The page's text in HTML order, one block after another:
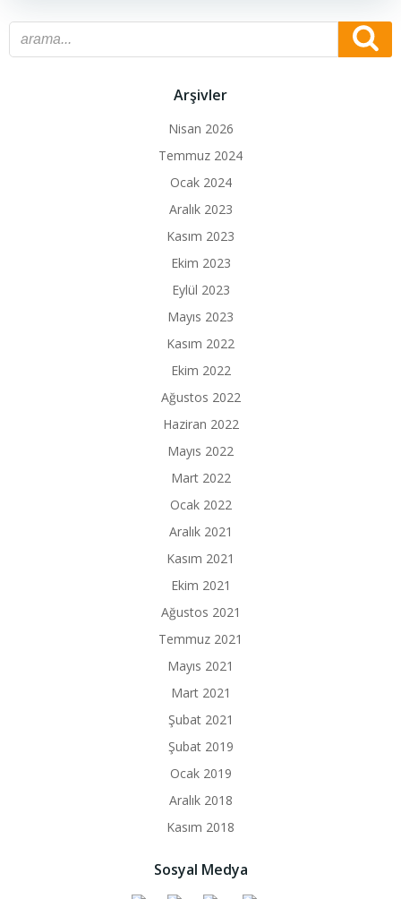
Arşivler
Nisan 2026
Temmuz 2024
Ocak 2024
Aralık 2023
Kasım 2023
Ekim 2023
Eylül 2023
Mayıs 2023
Kasım 2022
Ekim 2022
Ağustos 2022
Haziran 2022
Mayıs 2022
Mart 2022
Ocak 2022
Aralık 2021
Kasım 2021
Ekim 2021
Ağustos 2021
Temmuz 2021
Mayıs 2021
Mart 2021
Şubat 2021
Şubat 2019
Ocak 2019
Aralık 2018
Kasım 2018
Sosyal Medya